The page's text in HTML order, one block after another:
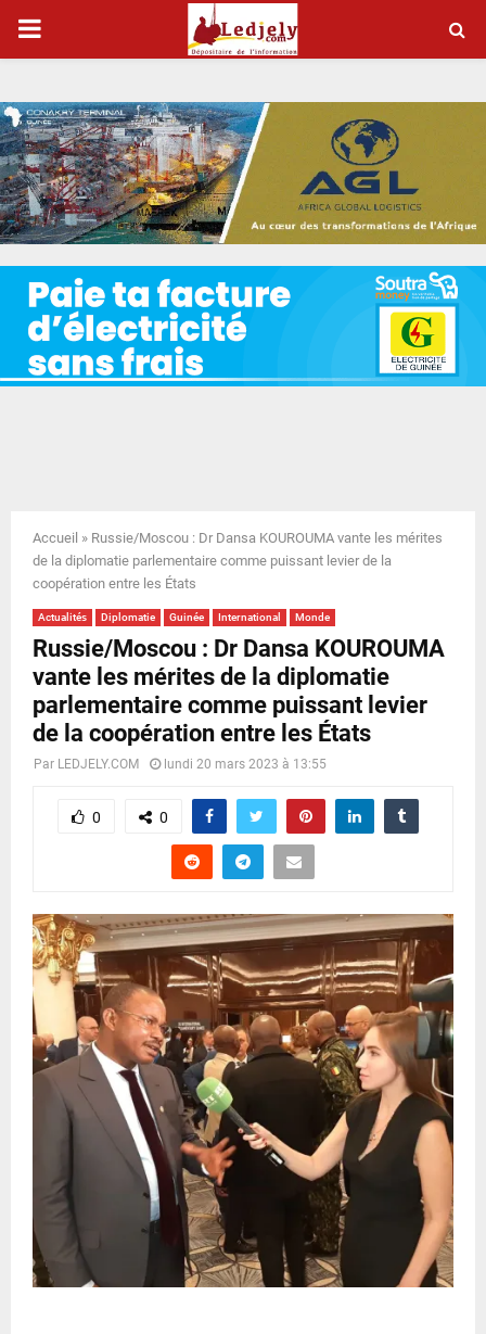
P
I
M
A
R
Y
N
U
Accueil » Russie/Moscou : Dr Dansa KOUROUMA vante les mérites
de la diplomatie parlementaire comme puissant levier de la
coopération entre les États
Actualités Diplomatie Guinée International Monde
Russie/Moscou : Dr Dansa KOUROUMA
vante les mérites de la diplomatie
parlementaire comme puissant levier
de la coopération entre les États
Par LEDJELY.COM lundi 20 mars 2023 à 13:55
0 0